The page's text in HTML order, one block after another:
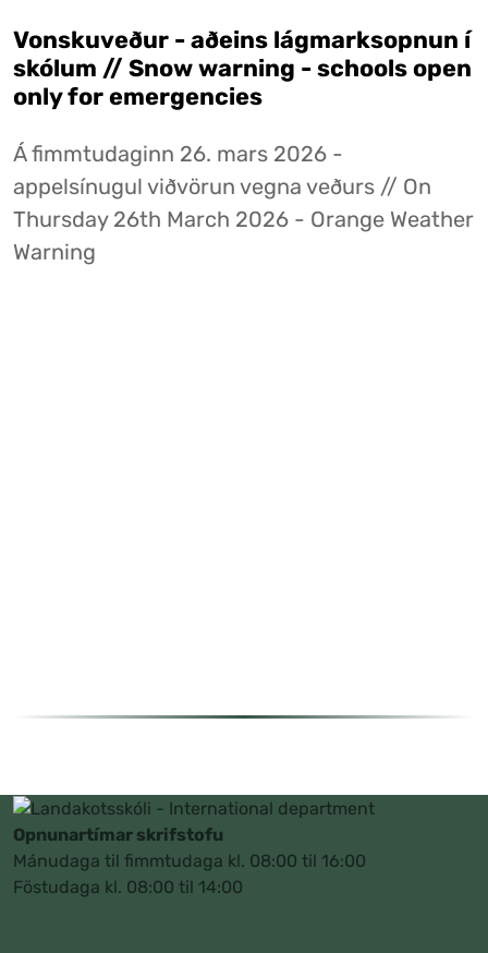
Vonskuveður - aðeins lágmarksopnun í
skólum // Snow warning - schools open
only for emergencies
Á fimmtudaginn 26. mars 2026 -
appelsínugul viðvörun vegna veðurs // On
Thursday 26th March 2026 - Orange Weather
Warning
Opnunartímar skrifstofu
Mánudaga til fimmtudaga kl. 08:00 til 16:00
Föstudaga kl. 08:00 til 14:00